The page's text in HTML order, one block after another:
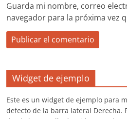
Guarda mi nombre, correo
navegador para la próxima vez
Widget de ejemplo
Este es un widget de ejemplo para
defecto de la barra lateral Derecha.